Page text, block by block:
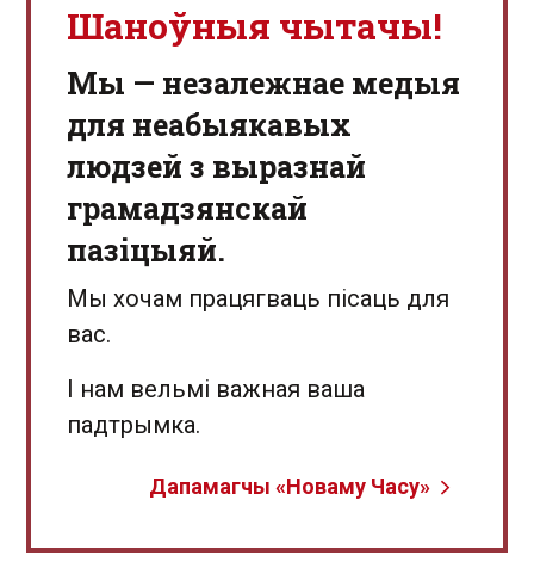
Шаноўныя чытачы!
Мы — незалежнае медыя
для неабыякавых
людзей з выразнай
грамадзянскай
пазіцыяй.
Мы хочам працягваць пісаць для
вас.
І нам вельмі важная ваша
падтрымка.
Дапамагчы «Новаму Часу»